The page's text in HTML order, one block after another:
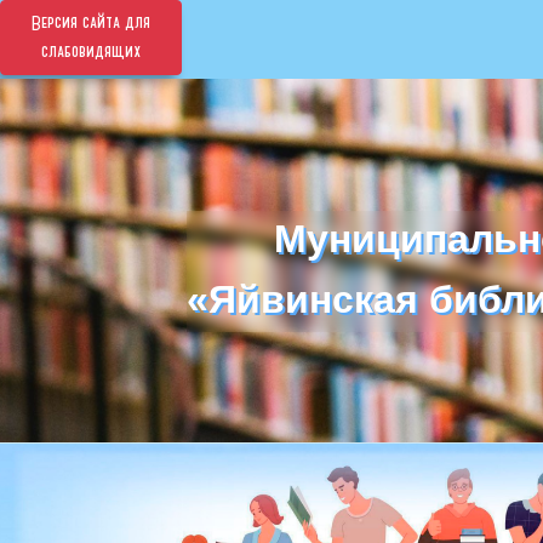
Версия сайта для
слабовидящих
«Яйвинская
«Яйвинская